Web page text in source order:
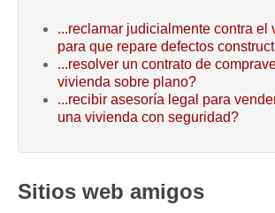
...reclamar judicialmente contra el
para que repare defectos
...resolver un contrato de
vivienda sobre plano?
...recibir asesoría legal para
una vivienda con seguridad?
Sitios web amigos